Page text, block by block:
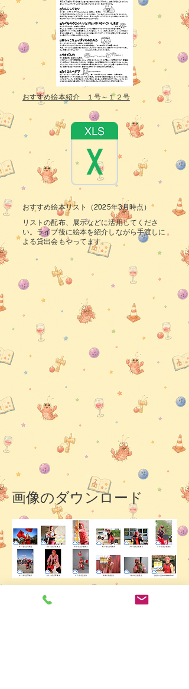
おすすめ絵本紹介 １号～１２号
おすすめ絵本リスト（2025年3月時点）
​リストの配布、展示などに活用してくださ
い。ライブ後に絵本を紹介しながら手渡しに
よる貸出会もやってます。
画像のダウンロード
イラストのダウンロード